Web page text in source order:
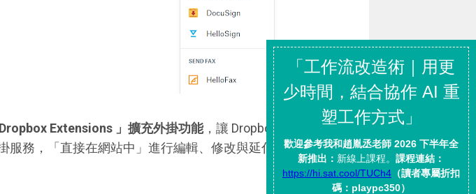
Dropbox Extensions 」擴充外掛功能，讓 Dropbox 雲端硬碟
服務，「直接在網站中」進行編輯、修改與延伸服務。